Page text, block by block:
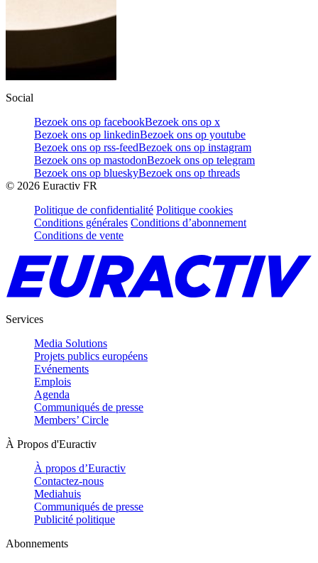
Social
Bezoek ons op facebookBezoek ons op x
Bezoek ons op linkedinBezoek ons op youtube
Bezoek ons op rss-feedBezoek ons op instagram
Bezoek ons op mastodonBezoek ons op telegram
Bezoek ons op blueskyBezoek ons op threads
© 2026 Euractiv FR
Politique de confidentialité Politique cookies
Conditions générales Conditions d’abonnement
Conditions de vente
Services
Media Solutions
Projets publics européens
Evénements
Emplois
Agenda
Communiqués de presse
Members’ Circle
À Propos d'Euractiv
À propos d’Euractiv
Contactez-nous
Mediahuis
Communiqués de presse
Publicité politique
Abonnements